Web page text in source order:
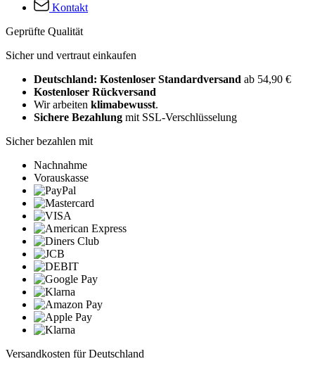
Kontakt
Geprüfte Qualität
Sicher und vertraut einkaufen
Deutschland: Kostenloser Standardversand ab 54,90 €
Kostenloser Rückversand
Wir arbeiten klimabewusst.
Sichere Bezahlung mit SSL-Verschlüsselung
Sicher bezahlen mit
Nachnahme
Vorauskasse
Versandkosten für Deutschland